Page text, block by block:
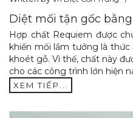
Diệt mối tận gốc
Hợp chất Requiem được
khiến mối lầm tưởng là
khoét gỗ. Vì thế, chất này
cho các công trình lớn hiện
XEM TIẾP...